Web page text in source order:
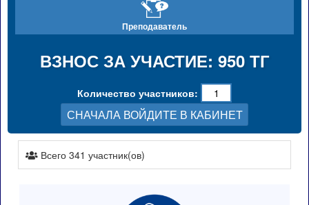
Преподаватель
ВЗНОС ЗА УЧАСТИЕ: 950 ТГ
Количество участников:
СНАЧАЛА ВОЙДИТЕ В КАБИНЕТ
Всего 341 участник(ов)